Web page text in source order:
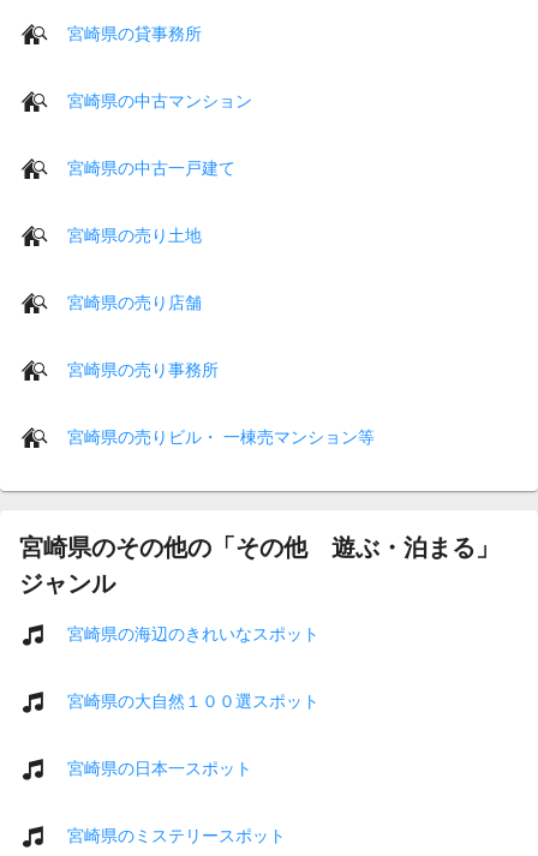
宮崎県の貸事務所
宮崎県の中古マンション
宮崎県の中古一戸建て
宮崎県の売り土地
宮崎県の売り店舗
宮崎県の売り事務所
宮崎県の売りビル・ 一棟売マンション等
宮崎県のその他の「その他 遊ぶ・泊まる」
ジャンル
宮崎県の海辺のきれいなスポット
宮崎県の大自然１００選スポット
宮崎県の日本一スポット
宮崎県のミステリースポット